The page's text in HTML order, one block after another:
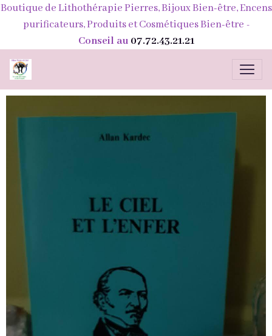
Boutique de Lithothérapie Pierres, Bijoux Bien-être, Encens
purificateurs, Produits et Cosmétiques Bien-être -
Conseil au 07.72.43.21.21